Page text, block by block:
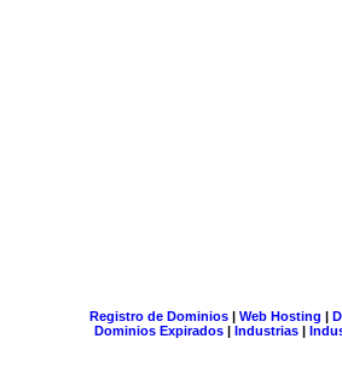
Registro de Dominios| Web Hosting |
Dominios Expirados | Industrias |